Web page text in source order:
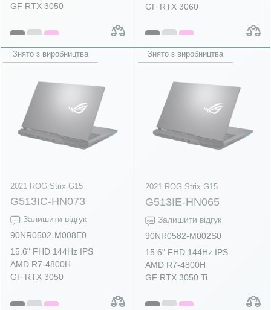
GF RTX 3050
GF RTX 3060
Знято з виробництва
2021 ROG Strix G15
G513IC-HN073
Залишити відгук
90NR0502-M008E0
15.6" FHD 144Hz IPS
AMD R7-4800H
GF RTX 3050
Знято з виробництва
2021 ROG Strix G15
G513IE-HN065
Залишити відгук
90NR0582-M002S0
15.6" FHD 144Hz IPS
AMD R7-4800H
GF RTX 3050 Ti